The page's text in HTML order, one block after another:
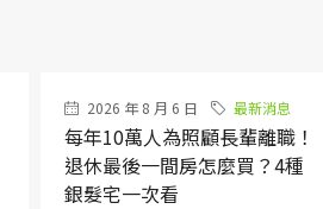
2026 年 8 月 6 日 最新消息
每年10萬人為照顧長輩離職！
退休最後一間房怎麼買？4種
銀髮宅一次看